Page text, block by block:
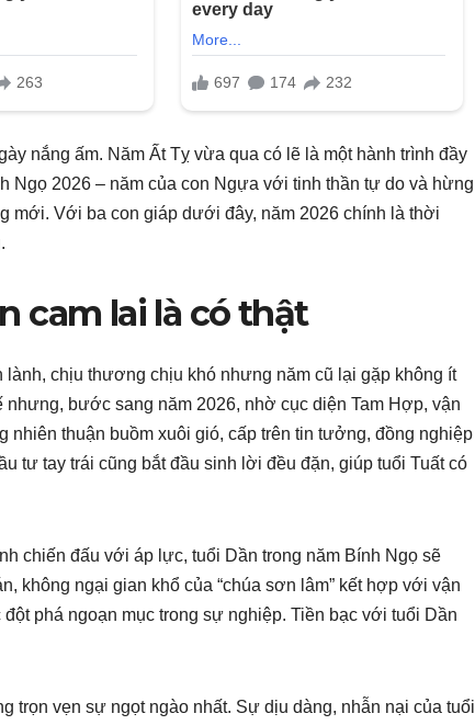
nắng ấm. Năm Ất Tỵ vừa qua có lẽ là một hành trình đầy
2026 – năm của con Ngựa với tinh thần tự do và hừng
mới. Với ba con giáp dưới đây, năm 2026 chính là thời
cam lai là có thật
chịu thương chịu khó nhưng năm cũ lại gặp không ít
bước sang năm 2026, nhờ cục diện Tam Hợp, vận
thuận buồm xuôi gió, cấp trên tin tưởng, đồng nghiệp
tư tay trái cũng bắt đầu sinh lời đều đặn, giúp tuổi Tuất có
chiến đấu với áp lực, tuổi Dần trong năm Bính Ngọ sẽ
không ngại gian khổ của “chúa sơn lâm” kết hợp với vận
phá ngoạn mục trong sự nghiệp. Tiền bạc với tuổi Dần
trọn vẹn sự ngọt ngào nhất. Sự dịu dàng, nhẫn nại của tuổi